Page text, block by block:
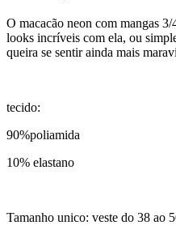
O macacão neon com mangas 3/
looks incríveis com ela, ou
queira se sentir ainda mais
tecido:
90%poliamida
10% elastano
Tamanho unico: veste do 38 ao